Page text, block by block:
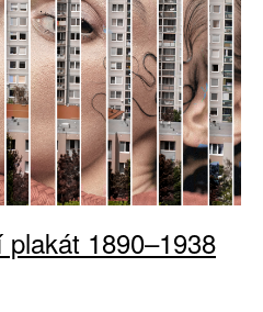
1890–1938